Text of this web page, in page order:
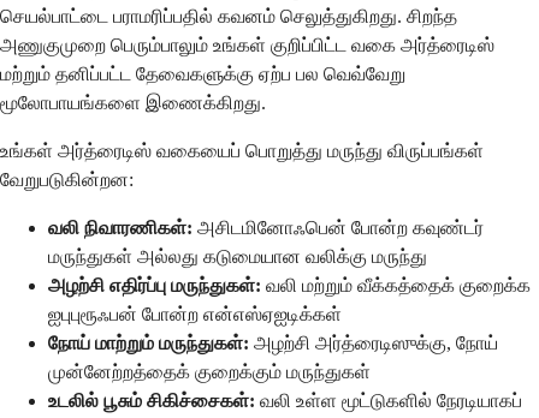
செயல்பாட்டை பராமரிப்பதில் கவனம் செலுத்துகிறது. சிறந்த
அணுகுமுறை பெரும்பாலும் உங்கள் குறிப்பிட்ட வகை அர்த்ரைடிஸ்
மற்றும் தனிப்பட்ட தேவைகளுக்கு ஏற்ப பல வெவ்வேறு
மூலோபாயங்களை இணைக்கிறது.
உங்கள் அர்த்ரைடிஸ் வகையைப் பொறுத்து மருந்து விருப்பங்கள்
வேறுபடுகின்றன:
வலி நிவாரணிகள்: அசிடமினோஃபென் போன்ற கவுண்டர்
மருந்துகள் அல்லது கடுமையான வலிக்கு மருந்து
அழற்சி எதிர்ப்பு மருந்துகள்: வலி மற்றும் வீக்கத்தைக் குறைக்க
ஐபுபுரூஃபன் போன்ற என்எஸ்ஏஐடிக்கள்
நோய் மாற்றும் மருந்துகள்: அழற்சி அர்த்ரைடிஸுக்கு, நோய்
முன்னேற்றத்தைக் குறைக்கும் மருந்துகள்
உடலில் பூசும் சிகிச்சைகள்: வலி உள்ள மூட்டுகளில் நேரடியாகப்